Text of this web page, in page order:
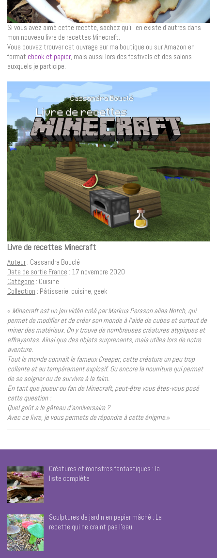
Si vous avez aimé cette recette, sachez qu’il en existe d’autres dans
mon nouveau livre de recettes Minecraft.
Vous pouvez trouver cet ouvrage sur ma boutique ou sur Amazon en
format ebook et papier, mais aussi lors des festivals et des salons
auxquels je participe.
Livre de recettes Minecraft
Auteur : Cassandra Bouclé
Date de sortie France : 17 novembre 2020
Catégorie : Cuisine
Collection : Pâtisserie, cuisine, geek
« Minecraft est un jeu vidéo créé par Markus Persson alias Notch, qui
permet de modifier et de créer son monde à l’aide de cubes et surtout de
miner des matériaux. On y trouve de nombreuses créatures atypiques et
effrayantes. Ainsi que des objets surprenants, mais utiles lors de notre
aventure.
Tout le monde connaît le fameux Creeper, cette créature un peu trop
collante et au tempérament explosif. Ou encore la nourriture qui permet
de se soigner ou de survivre à la faim.
En tant que joueur ou fan de Minecraft, peut-être vous êtes-vous posé
cette question :
Quel goût a le gâteau d’anniversaire ?
Avec ce livre, je vous permets de répondre à cette énigme.»
Créatures et monstres fantastiques : la
liste complète
Sculptures de jardin en papier mâché : La
recette qui ne craint pas l’eau